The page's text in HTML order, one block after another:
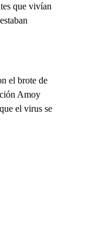
que vivían
el brote de
Amoy
el virus se